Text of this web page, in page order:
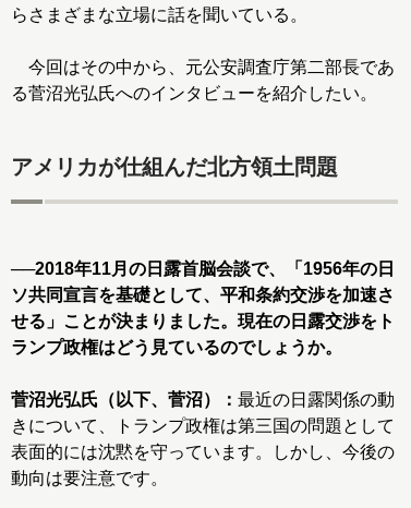
らさまざまな立場に話を聞いている。
今回はその中から、元公安調査庁第二部長であ
る菅沼光弘氏へのインタビューを紹介したい。
アメリカが仕組んだ北方領土問題
──2018年11月の日露首脳会談で、「1956年の日
ソ共同宣言を基礎として、平和条約交渉を加速さ
せる」ことが決まりました。現在の日露交渉をト
ランプ政権はどう見ているのでしょうか。
菅沼光弘氏（以下、菅沼）： 最近の日露関係の動
きについて、トランプ政権は第三国の問題として
表面的には沈黙を守っています。しかし、今後の
動向は要注意です。